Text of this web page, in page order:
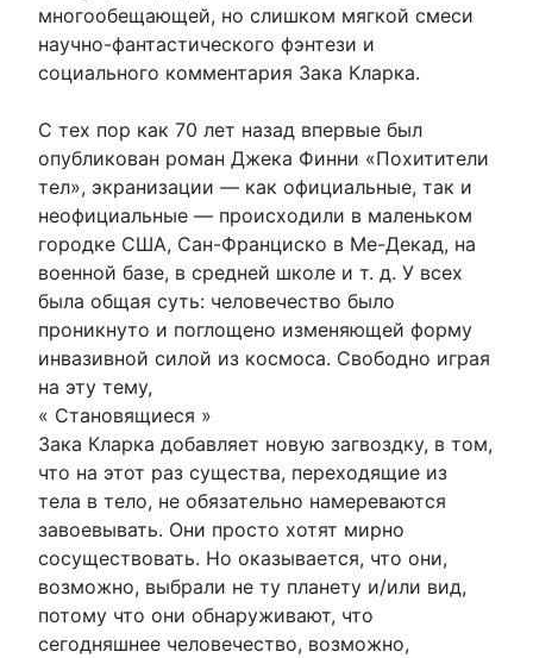
многообещающей, но слишком мягкой смеси
научно-фантастического фэнтези и
социального комментария Зака ​​Кларка.
С тех пор как 70 лет назад впервые был
опубликован роман Джека Финни «Похитители
тел», экранизации — как официальные, так и
неофициальные — происходили в маленьком
городке США, Сан-Франциско в Ме-Декад, на
военной базе, в средней школе и т. д. У всех
была общая суть: человечество было
проникнуто и поглощено изменяющей форму
инвазивной силой из космоса. Свободно играя
на эту тему,
« Становящиеся »
Зака ​​Кларка добавляет новую загвоздку, в том,
что на этот раз существа, переходящие из
тела в тело, не обязательно намереваются
завоевывать. Они просто хотят мирно
сосуществовать. Но оказывается, что они,
возможно, выбрали не ту планету и/или вид,
потому что они обнаруживают, что
сегодняшнее человечество, возможно,